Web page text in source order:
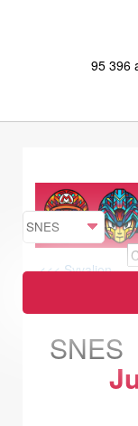
95 396
<<< Syvalion
SNES